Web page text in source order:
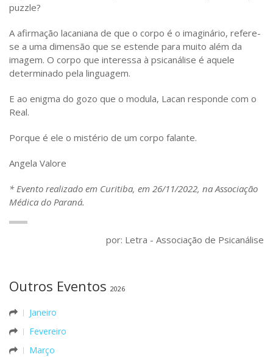
puzzle?
A afirmação lacaniana de que o corpo é o imaginário, refere-
se a uma dimensão que se estende para muito além da
imagem. O corpo que interessa à psicanálise é aquele
determinado pela linguagem.
E ao enigma do gozo que o modula, Lacan responde com o
Real.
Porque é ele o mistério de um corpo falante.
Angela Valore
* Evento realizado em Curitiba, em 26/11/2022, na Associação
Médica do Paraná.
por: Letra - Associação de Psicanálise
Outros Eventos 2026
Janeiro
Fevereiro
Março